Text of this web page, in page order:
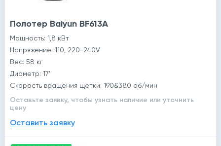
Полотер Baiyun BF613A
Мощность: 1,8 кВт
Напряжение: 110, 220-240V
Вес: 58 кг
Диаметр: 17''
Скорость вращения щетки: 190&380 об/мин
Оставьте заявку, чтобы узнать наличие или уточнить
цену
Оставить заявку